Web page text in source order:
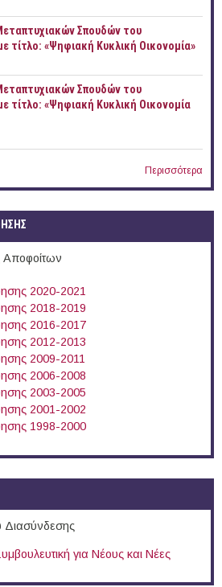
Σπουδών του
τίτλο: «Ψηφιακή Κυκλική Οικονομία»
Σπουδών του
τίτλο: «Ψηφιακή Κυκλική Οικονομία
Περισσότερα
Αποφοίτων
2020-2021
2018-2019
2016-2017
2012-2013
2009-2011
2006-2008
2003-2005
2001-2002
1998-2000
Διασύνδεσης
για Νέους και Νέες